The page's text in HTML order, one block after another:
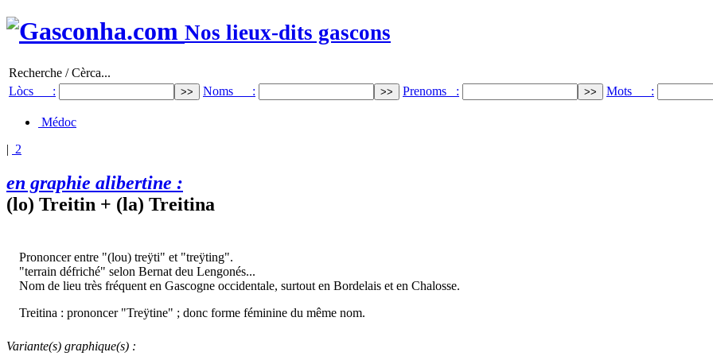
Nos lieux-dits gascons
Recherche / Cèrca...
Lòcs :
Noms : Prenoms : Mots :
Médoc
| 2
en graphie alibertine :
(lo) Treitin + (la) Treitina
Prononcer entre "(lou) treÿti" et "treÿting".
"terrain défriché" selon Bernat deu Lengonés...
Nom de lieu très fréquent en Gascogne occidentale, surtout en Bordelais et en Chalosse.
Treitina : prononcer "Treÿtine" ; donc forme féminine du même nom.
Variante(s) graphique(s) :